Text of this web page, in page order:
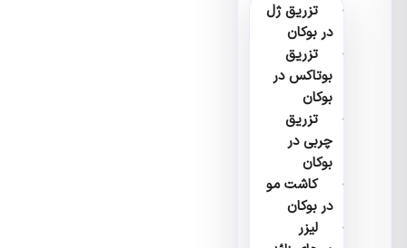
تزریق ژل
در بوکان
تزریق
بوتاکس در
بوکان
تزریق
چربی در
بوکان
کاشت مو
در بوکان
لیزر